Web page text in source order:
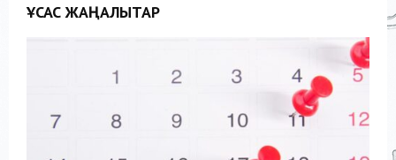
ҰҚСАС ЖАҢАЛЫҚТАР